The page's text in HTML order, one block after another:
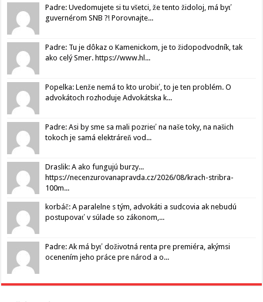
Padre: Uvedomujete si tu všetci, že tento židoloj, má byť
guvernérom SNB ?! Porovnajte...
Padre: Tu je dôkaz o Kamenickom, je to židopodvodník, tak
ako celý Smer. https://www.hl...
Popelka: Lenže nemá to kto urobiť, to je ten problém. O
advokátoch rozhoduje Advokátska k...
Padre: Asi by sme sa mali pozrieť na naše toky, na našich
tokoch je samá elektráreň vod...
Draslik: A ako fungujú burzy...
https://necenzurovanapravda.cz/2026/08/krach-stribra-
100m...
korbáč: A paralelne s tým, advokáti a sudcovia ak nebudú
postupovať v súlade so zákonom,...
Padre: Ak má byť doživotná renta pre premiéra, akýmsi
ocenením jeho práce pre národ a o...